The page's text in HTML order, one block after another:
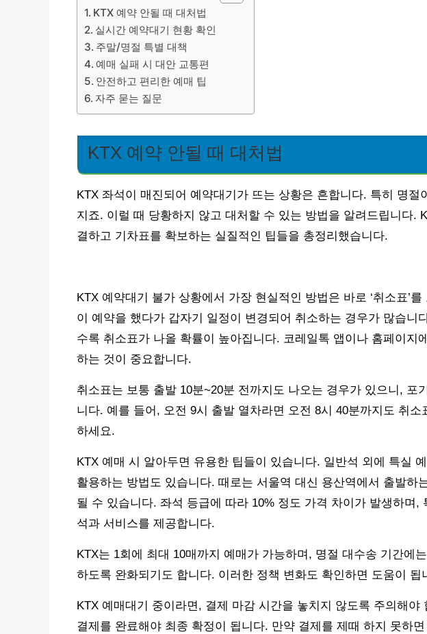
KTX 예약 안될 때 대처법
실시간 예약대기 현황 확인
주말/명절 특별 대책
예매 실패 시 대안 교통편
안전하고 편리한 예매 팁
자주 묻는 질문
KTX 예약 안될 때 대처법
KTX 좌석이 매진되어 예약대기가 뜨는 상황은 흔합니다. 특히 명절
지죠. 이럴 때 당황하지 않고 대처할 수 있는 방법을 알려드립니다.
결하고 기차표를 확보하는 실질적인 팁들을 총정리했습니다.
KTX 예약대기 불가 상황에서 가장 현실적인 방법은 바로 ‘취소표’
이 예약을 했다가 갑자기 일정이 변경되어 취소하는 경우가 많습니
수록 취소표가 나올 확률이 높아집니다. 코레일톡 앱이나 홈페이지
하는 것이 중요합니다.
취소표는 보통 출발 10분~20분 전까지도 나오는 경우가 있으니, 포
니다. 예를 들어, 오전 9시 출발 열차라면 오전 8시 40분까지도 취소
하세요.
KTX 예매 시 알아두면 유용한 팁들이 있습니다. 일반석 외에 특실
활용하는 방법도 있습니다. 때로는 서울역 대신 용산역에서 출발하
될 수 있습니다. 좌석 등급에 따라 10% 정도 가격 차이가 발생하며,
석과 서비스를 제공합니다.
KTX는 1회에 최대 10매까지 예매가 가능하며, 명절 대수송 기간에
하도록 완화되기도 합니다. 이러한 정책 변화도 확인하면 도움이 됩
KTX 예매대기 중이라면, 결제 마감 시간을 놓치지 않도록 주의해야
결제를 완료해야 최종 확정이 됩니다. 만약 결제를 제때 하지 못하